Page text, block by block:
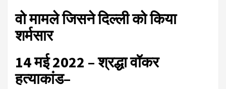
वो मामले जिसने दिल्ली को किया
शर्मसार
14 मई 2022 – श्रद्धा वॉकर
हत्याकांड–